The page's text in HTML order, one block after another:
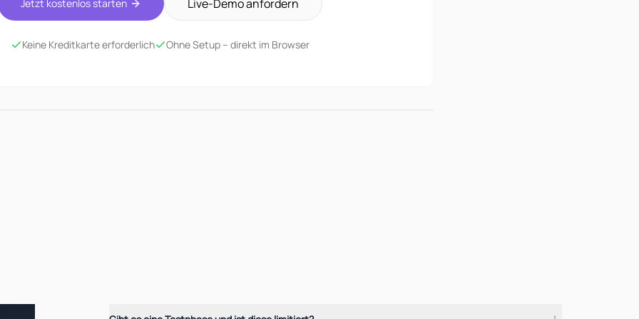
Jetzt kostenlos starten Live-Demo anfordern
Keine Kreditkarte erforderlich Ohne Setup – direkt im Browser